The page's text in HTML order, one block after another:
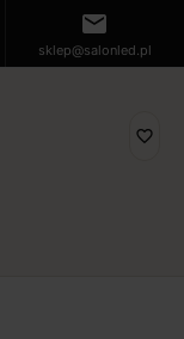
mail
sklep@salonled.pl
favorite_border